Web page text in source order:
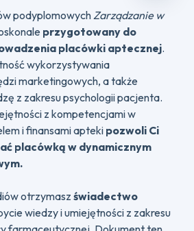
podyplomowychZarządzanie w
przygotowany do
placówki aptecznej.
wykorzystywania
marketingowych, a także
z zakresu psychologii pacjenta.
z kompetencjami w
i finansami apteki pozwoli Ci
placówką w dynamicznym
otrzymasz świadectwo
wiedzy i umiejętności z zakresu